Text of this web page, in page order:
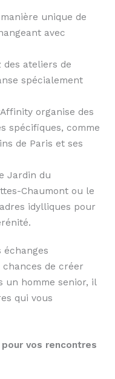
unique de
avec
des ateliers de
spécialement
organise des
spécifiques, comme
de Paris et ses
Jardin du
Chaumont ou le
idylliques pour
échanges
de créer
un homme senior, il
qui vous
vos rencontres